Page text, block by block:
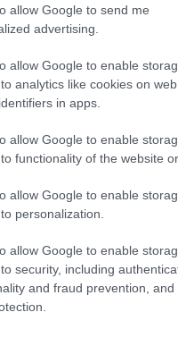
allow Google to send me
advertising.
allow Google to enable
analytics like cookies on
in apps.
allow Google to enable
functionality of the website
allow Google to enable
personalization.
allow Google to enable
security, including
and fraud prevention, and
come voi non è
del partito
non sapete dove